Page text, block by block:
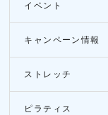
イベント
キャンペーン情報
ストレッチ
ピラティス